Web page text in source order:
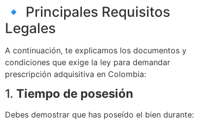
🔹 Principales Requisitos
Legales
A continuación, te explicamos los documentos y
condiciones que exige la ley para demandar
prescripción adquisitiva en Colombia:
1. Tiempo de posesión
Debes demostrar que has poseído el bien durante: